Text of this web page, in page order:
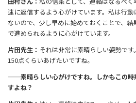
速に返信するよう心がけています。私は行
ないので、少し早めに始めておくことで、
で進められるように心がけています。
片田先生： それは非常に素晴らしい姿勢です
150点くらいあげたいですね。
——素晴らしい心がけですね。しかもこの時
すよね？